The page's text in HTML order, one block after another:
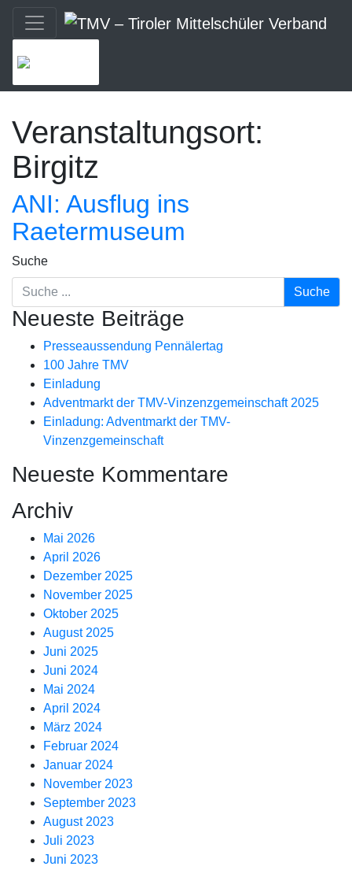
Veranstaltungsort:
Birgitz
ANI: Ausflug ins
Raetermuseum
Suche
Neueste Beiträge
Presseaussendung Pennälertag
100 Jahre TMV
Einladung
Adventmarkt der TMV-Vinzenzgemeinschaft 2025
Einladung: Adventmarkt der TMV-
Vinzenzgemeinschaft
Neueste Kommentare
Archiv
Mai 2026
April 2026
Dezember 2025
November 2025
Oktober 2025
August 2025
Juni 2025
Juni 2024
Mai 2024
April 2024
März 2024
Februar 2024
Januar 2024
November 2023
September 2023
August 2023
Juli 2023
Juni 2023